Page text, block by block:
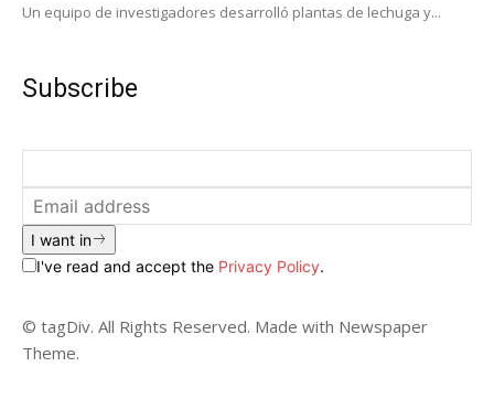
Un equipo de investigadores desarrolló plantas de lechuga y...
Subscribe
I want in
I've read and accept the Privacy Policy.
© tagDiv. All Rights Reserved. Made with Newspaper
Theme.